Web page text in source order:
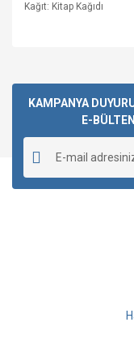
Kağıt: Kitap Kağıdı
KAMPANYA
E-